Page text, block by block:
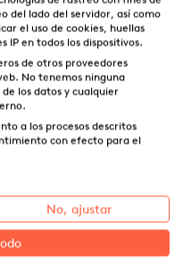
tu libro?:
libro
Marín Pinar
del lado del servidor, así como
el uso de cookies, huellas
IP en todos los dispositivos.
de otros proveedores
No tenemos ninguna
los datos y cualquier
a los procesos descritos
con efecto para el
No, ajustar